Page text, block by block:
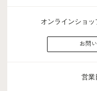
オンラインショ
お問
営業